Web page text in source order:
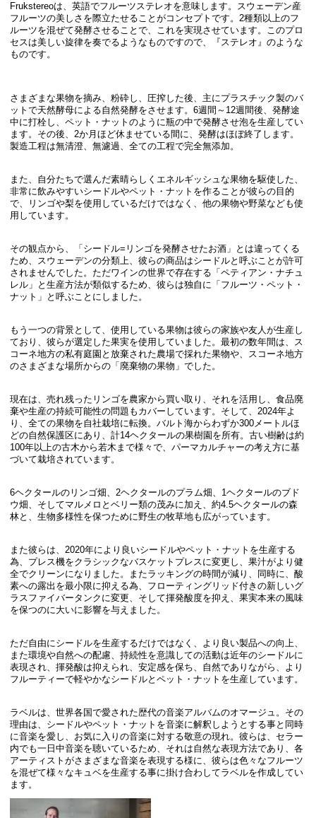
Frukstereoは、英語でフルーツステレオを意味します。スウェーデン産
フルーツの美しさを際立たせることがコンセプトです。2種類以上のフ
ルーツを混ぜて発酵させることで、これを実現させています。このプロ
セスは美しい旋律を奏でるようなものですので、『ステレオ』のような
ものです。
さまざまな果物を摘み、粉砕し、圧搾した後、主にプラスチック製のバ
ットで天然酵母による自然発酵をさせます。6週間～12週間後、発酵途
中に打栓し、ペット・ナットのように瓶の中で発酵させ泡を生産してい
ます。その後、2か月ほど休ませている間に、発酵はほぼ終了します。
製造工程は無清澄、無濾過、全ての工程で完全無添加。
また、自分たちで選んだ素晴らしくエネルギッシュな果物を駆使した、
非常に飲みやすいシードルやペット・ナットを作ることが彼らの目的
で、リンゴや梨を使用しているだけではなく、他の果物や野菜なども使
用しています。
その観点から、「シードル=リンゴを発酵させたお酒」とは違ってくる
ため、スウェーデンの分類上、彼らの商品はシードルと呼ぶことが許可
されませんでした。ただワインの世界で存在する「ペティアン・ナチュ
レル」と生産方法が類似するため、彼らは独自に「フルーツ・ペット・
ナット」と呼ぶことにしました。
もう一つの背景として、使用している果物は彼らの家族や友人が生産し
ており、彼らが選定した果実を使用していました。最初の数年間は、ス
コーネ地方の私有庭園と放棄された農場で採れた果物や、スコーネ地方
のさまざまな場所からの「廃棄物の果物」でした。
現在は、売れ残ったリンゴを農家から買い取り、それを活用し、食品廃
棄や生産の持続可能性の問題もカバーしています。そして、2024年よ
り、全ての果物を自社栽培に転換。バルト海からわずか300メートルほ
どの自然保護区にあり、計14ヘクタールの果樹園を所有。古い樹齢は約
100年以上の古木から若木まで様々で、パーマカルチャーの考え方に基
づいて栽培されています。
6ヘクタールのリンゴ畑、2ヘクタールのプラム畑、1ヘクタールのブド
ウ畑、そしてマルメロとベリー類の茂みに加え、約4.5ヘクタールの森
林と、生物多様性を保つために野生の牧草地も広がっています。
また彼らは、2020年により良いシードルやペット・ナットを生産する
為、プレス機をクラシックなバスケットプレスに変更し、果汁がより健
全でクリーンになりました。またラッキングの時間が減り、同時に、酸
素への露出を最小限に抑える為、フローティングリッド付きの新しいグ
ラスファイバータンクに変更、そして揮発酸度を抑え、果実本来の風味
を保つのに大いに影響を与えました。
ただ自由にシードルを生産するだけではなく、より良い製品への向上、
また環境や自然への配慮、持続性を意識しての活動は近年のシードルに
表現され、揮発酸は抑えられ、安定感を保ち、自然でありながら、より
フルーティーで軽やかなシードルとペット・ナットを生産しています。
ラベルは、世界各国で愛された歴代の音楽アルバムのオマージュ。その
理由は、シードルやペット・ナットを音楽に解釈しようとする事と同時
に音楽を愛し、お気に入りの音楽に対する敬意の現れ。彼らは、セラー
内でも一日中音楽を聴いているため、それは自然な表現方法であり、各
アーティストがさまざまな音楽を表現する様に、彼らは色々なフルーツ
を混ぜて様々なキュベを生産する事に掛け合わしてラベルを作成してい
ます。